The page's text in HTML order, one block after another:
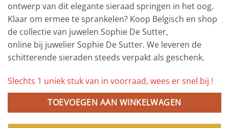
ontwerp van dit elegante sieraad springen in het oog.
Klaar om ermee te sprankelen? Koop Belgisch en shop
de collectie van juwelen Sophie De Sutter,
online bij juwelier Sophie De Sutter. We leveren de
schitterende sieraden steeds verpakt als geschenk.
Slechts 1 uniek stuk van in voorraad, wees er snel bij !
TOEVOEGEN AAN WINKELWAGEN